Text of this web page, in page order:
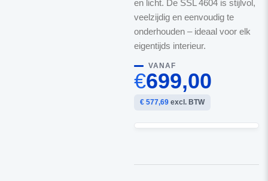
en licht. De SSL 4604 is stijlvol,
veelzijdig en eenvoudig te
onderhouden – ideaal voor elk
eigentijds interieur.
VANAF
€699,00
€ 577,69excl. BTW